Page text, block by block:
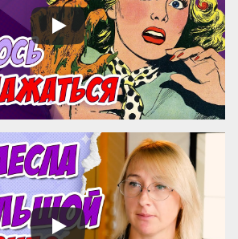
Эти вопросы особенно актуальны для
женщин-новаторов, которые
разрабатывают авторские методики, но
сталкиваются с трудностями в их
продвижении и институ...